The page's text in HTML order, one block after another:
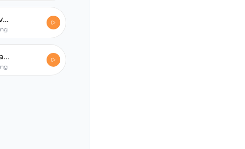
Brinnande hjärtan - Sven-Gunnar Roos - Filadelfiaförsamlingen Nyköping
Noa - Aleksey Raikstadt - Filadelfiaförsamlingen Nyköping